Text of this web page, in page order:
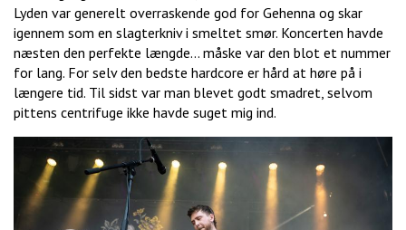
Lyden var generelt overraskende god for Gehenna og skar
igennem som en slagterkniv i smeltet smør. Koncerten havde
næsten den perfekte længde… måske var den blot et nummer
for lang. For selv den bedste hardcore er hård at høre på i
længere tid. Til sidst var man blevet godt smadret, selvom
pittens centrifuge ikke havde suget mig ind.